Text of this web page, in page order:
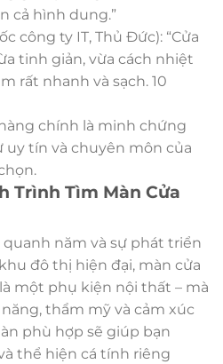
cả hình dung.”
công ty IT, Thủ Đức): “Cửa
tinh giản, vừa cách nhiệt
rất nhanh và sạch. 10
chính là minh chứng
uy tín và chuyên môn của
Trình Tìm Màn Cửa
năm và sự phát triển
đô thị hiện đại, màn cửa
một phụ kiện nội thất – mà
thẩm mỹ và cảm xúc
phù hợp sẽ giúp bạn
thể hiện cá tính riêng